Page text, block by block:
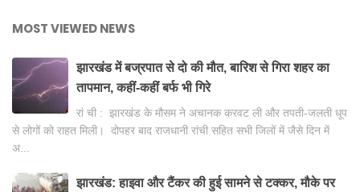
MOST VIEWED NEWS
झारखंड में बज्रपात से दो की मौत, बारिश से गिरा शहर का
तापमान, कहीं-कहीं बर्फ भी गिरे
रां ची : झारखंड के मौसम ने अचानक करवट ली और तपती-जलती धूप
से लोगों को राहत मिली। दोपहर बाद राजधानी रांची सहित सभी जिलों में जैसे दिन में
अ...
झारखंड: हाइवा और टैंकर की हुई सामने से टक्कर, मौके पर